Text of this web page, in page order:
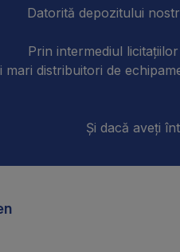
Datorită depozitului
Prin intermediul
mari distribuitori de
Și dacă aveți